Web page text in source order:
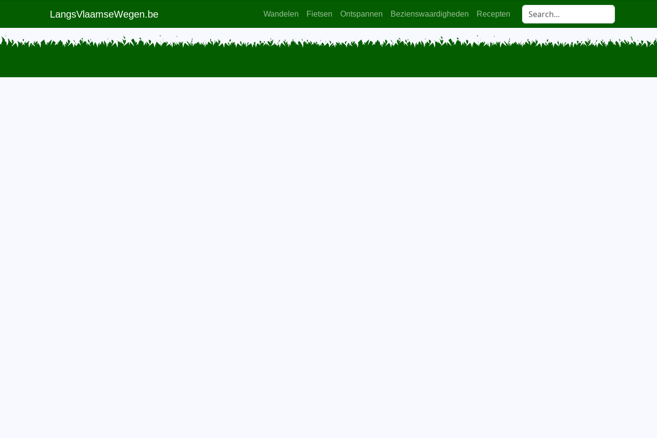
LangsVlaamseWegen.be Wandelen Fietsen Ontspannen Bezienswaardigheden Recepten